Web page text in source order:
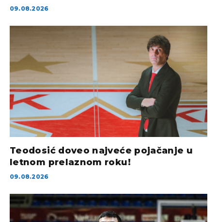
09.08.2026
Teodosić doveo najveće pojačanje u
letnom prelaznom roku!
09.08.2026